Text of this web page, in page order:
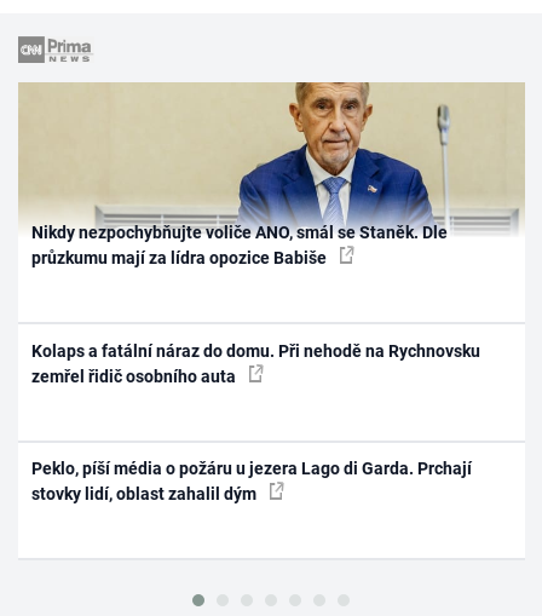
Nikdy nezpochybňujte voliče ANO, smál se Staněk. Dle
průzkumu mají za lídra opozice Babiše
Kolaps a fatální náraz do domu. Při nehodě na Rychnovsku
zemřel řidič osobního auta
Peklo, píší média o požáru u jezera Lago di Garda. Prchají
stovky lidí, oblast zahalil dým